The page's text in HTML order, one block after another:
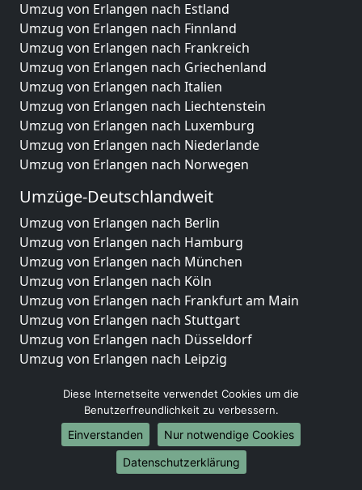
Umzug von Erlangen nach Estland
Umzug von Erlangen nach Finnland
Umzug von Erlangen nach Frankreich
Umzug von Erlangen nach Griechenland
Umzug von Erlangen nach Italien
Umzug von Erlangen nach Liechtenstein
Umzug von Erlangen nach Luxemburg
Umzug von Erlangen nach Niederlande
Umzug von Erlangen nach Norwegen
Umzüge-Deutschlandweit
Umzug von Erlangen nach Berlin
Umzug von Erlangen nach Hamburg
Umzug von Erlangen nach München
Umzug von Erlangen nach Köln
Umzug von Erlangen nach Frankfurt am Main
Umzug von Erlangen nach Stuttgart
Umzug von Erlangen nach Düsseldorf
Umzug von Erlangen nach Leipzig
Umzug von Erlangen nach Essen
Umzug von Erlangen nach Bremen
Umzug von Erlangen nach Dresden
Umzug von Erlangen nach Hannover
Umzug von Erlangen nach Nürnberg
Diese Internetseite verwendet Cookies um die
Benutzerfreundlichkeit zu verbessern.
Einverstanden
Nur notwendige Cookies
Datenschutzerklärung